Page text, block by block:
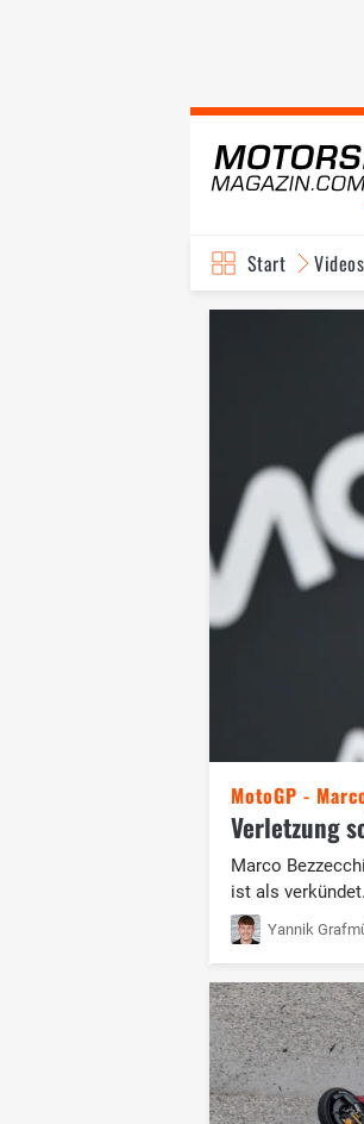
Start Videos
MotoGP -
Verletzung
Marco
ist als verkündet.
Yannik